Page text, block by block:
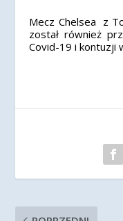
Mecz Chelsea z
został również
Covid-19 i kontuzji